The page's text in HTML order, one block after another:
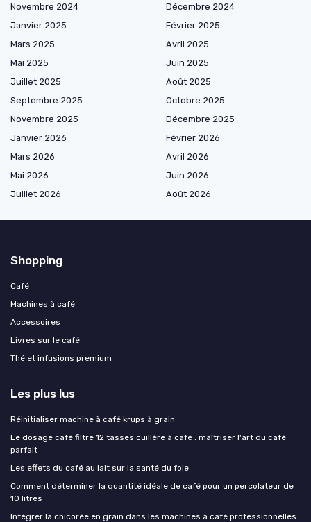
Novembre 2024
Décembre 2024
Janvier 2025
Février 2025
Mars 2025
Avril 2025
Mai 2025
Juin 2025
Juillet 2025
Août 2025
Septembre 2025
Octobre 2025
Novembre 2025
Décembre 2025
Janvier 2026
Février 2026
Mars 2026
Avril 2026
Mai 2026
Juin 2026
Juillet 2026
Août 2026
Shopping
Café
Machines à café
Accessoires
Livres sur le café
Thé et infusions premium
Les plus lus
Réinitialiser machine à café krups à grain
Le dosage café filtre 12 tasses cuillère à café : maîtriser l'art du café
parfait
Les effets du café au lait sur la santé du foie
Comment déterminer la quantité idéale de café pour un percolateur de
10 litres
Intégrer la chicorée en grain dans les machines à café professionnelles :